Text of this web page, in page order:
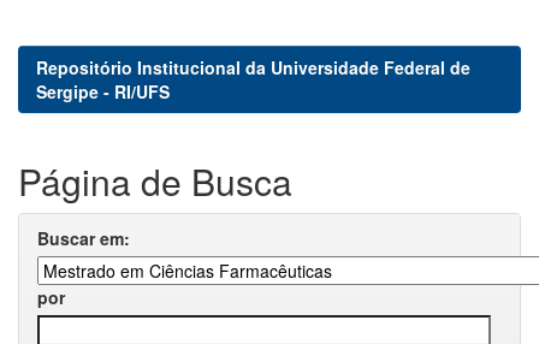
Repositório Institucional da Universidade Federal de
Sergipe - RI/UFS
Página de Busca
Buscar em:
por